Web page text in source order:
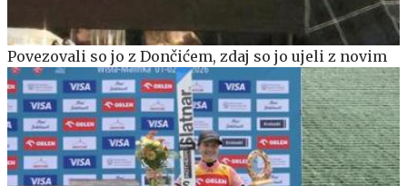
Povezovali so jo z Dončićem, zdaj so jo ujeli z novim